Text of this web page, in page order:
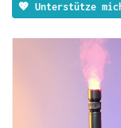
💖 Unterstütze